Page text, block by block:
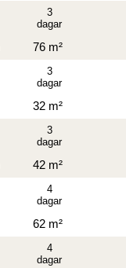
76 m²
3
dagar
32 m²
3
dagar
42 m²
3
dagar
62 m²
4
dagar
4
dagar